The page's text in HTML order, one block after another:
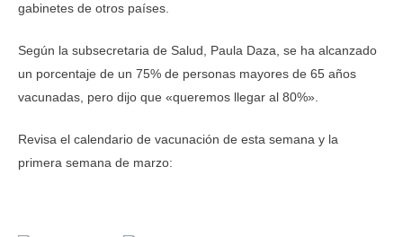
gabinetes de otros países.
Según la subsecretaria de Salud, Paula Daza, se ha alcanzado
un porcentaje de un 75% de personas mayores de 65 años
vacunadas, pero dijo que «queremos llegar al 80%».
Revisa el calendario de vacunación de esta semana y la
primera semana de marzo: